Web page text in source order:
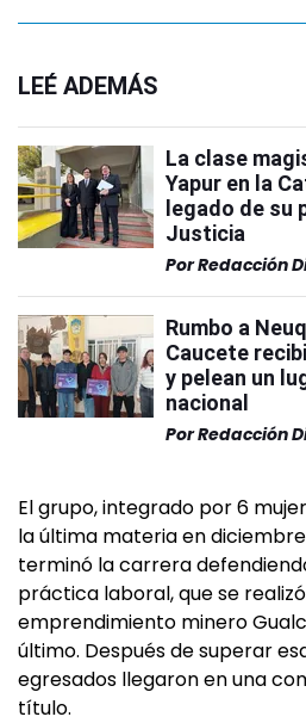
LEÉ ADEMÁS
La clase
Yapur en la
legado de su
Justicia
PorRedacción
Rumbo a
Caucete
y pelean un
nacional
PorRedacción
El grupo, integrado por 6
la última materia en
terminó la carrera
práctica laboral, que se
emprendimiento minero
último. Después de superar
egresados llegaron en una
título.